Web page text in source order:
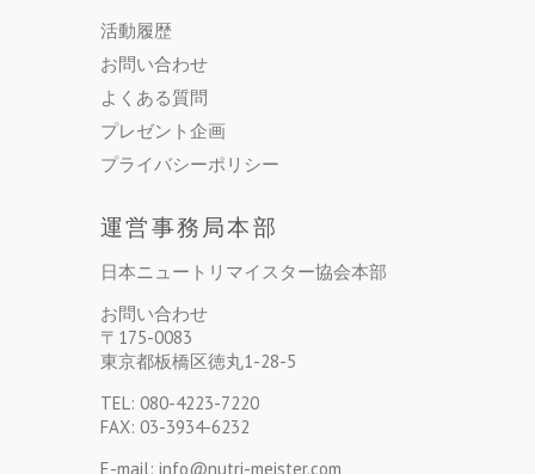
活動履歴
お問い合わせ
よくある質問
プレゼント企画
プライバシーポリシー
運営事務局本部
日本ニュートリマイスター協会本部
お問い合わせ
〒175-0083
東京都板橋区徳丸1-28-5
TEL: 080-4223-7220
FAX: 03-3934-6232
E-mail: info@nutri-meister.com